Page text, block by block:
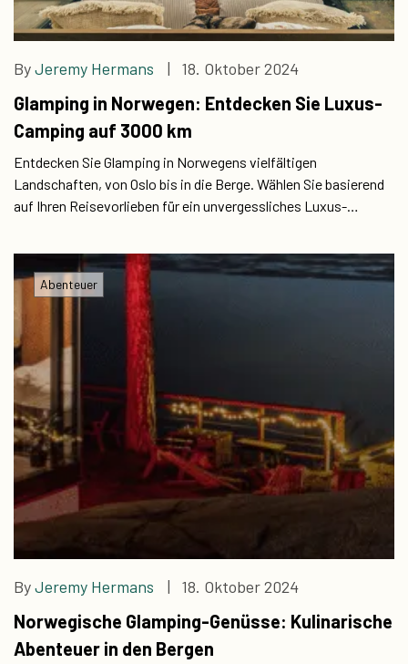
ByJeremy Hermans | 18. Oktober 2024
Glamping in Norwegen: Entdecken Sie Luxus-
Camping auf 3000 km
Entdecken Sie Glamping in Norwegens vielfältigen
Landschaften, von Oslo bis in die Berge. Wählen Sie basierend
auf Ihren Reisevorlieben für ein unvergessliches Luxus-
Abenteuer
ByJeremy Hermans | 18. Oktober 2024
Norwegische Glamping-Genüsse: Kulinarische
Abenteuer in den Bergen